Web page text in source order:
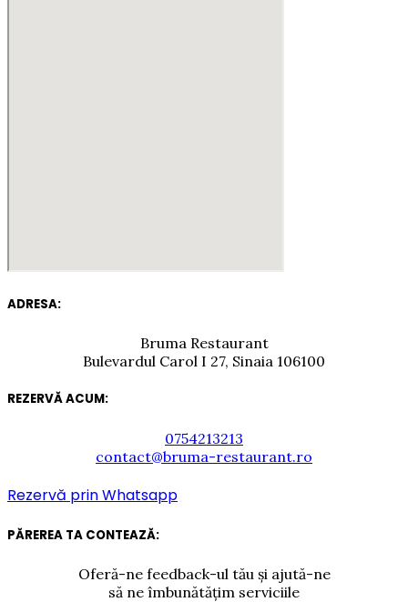
ADRESA:
Bruma Restaurant
Bulevardul Carol I 27, Sinaia 106100
REZERVĂ ACUM:
0754213213
contact@bruma-restaurant.ro
Rezervă prin Whatsapp
PĂREREA TA CONTEAZĂ:
Oferă-ne feedback-ul tău și ajută-ne
să ne îmbunătățim serviciile